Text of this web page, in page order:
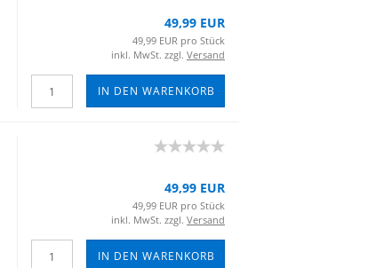
49,99 EUR
49,99 EUR pro Stück
inkl. MwSt. zzgl. Versand
IN DEN WARENKORB
49,99 EUR
49,99 EUR pro Stück
inkl. MwSt. zzgl. Versand
IN DEN WARENKORB